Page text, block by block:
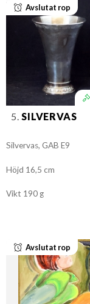
Avslutat rop
5. SILVERVAS
Silvervas, GAB E9
Höjd 16,5 cm
Vikt 190 g
Avslutat rop